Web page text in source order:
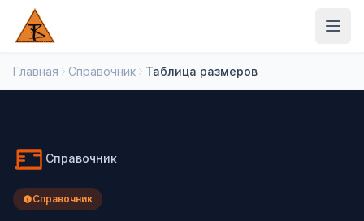
Комплектование
Материалы
Главная Справочник Таблица размеров
Справочник
Справочник